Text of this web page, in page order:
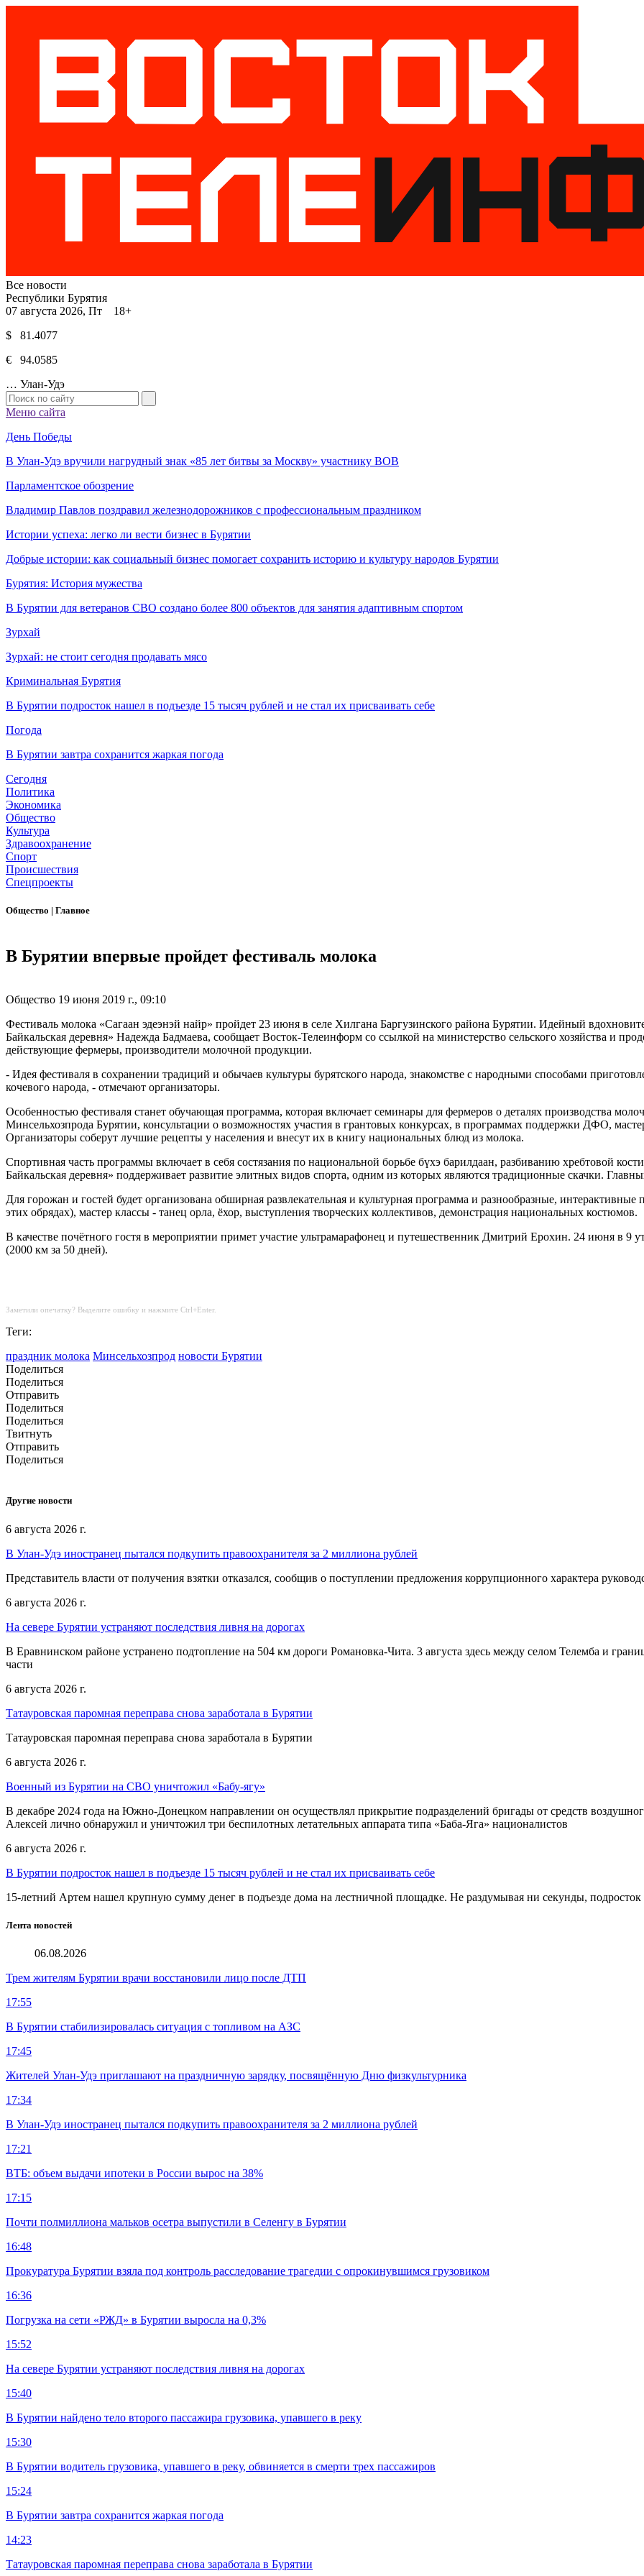
Все новости
Республики Бурятия
07 августа 2026, Пт 18+
$ 81.4077
€ 94.0585
… Улан-Удэ
Меню сайта
День Победы
В Улан-Удэ вручили нагрудный знак «85 лет битвы за Москву» участнику ВОВ
Парламентское обозрение
Владимир Павлов поздравил железнодорожников с профессиональным праздником
Истории успеха: легко ли вести бизнес в Бурятии
Добрые истории: как социальный бизнес помогает сохранить историю и культуру народов Бурятии
Бурятия: История мужества
В Бурятии для ветеранов СВО создано более 800 объектов для занятия адаптивным спортом
Зурхай
Зурхай: не стоит сегодня продавать мясо
Криминальная Бурятия
В Бурятии подросток нашел в подъезде 15 тысяч рублей и не стал их присваивать себе
Погода
В Бурятии завтра сохранится жаркая погода
Сегодня
Политика
Экономика
Общество
Культура
Здравоохранение
Спорт
Происшествия
Спецпроекты
Общество | Главное
В Бурятии впервые пройдет фестиваль молока
Общество 19 июня 2019 г., 09:10
Фестиваль молока «Сагаан эдеэнэй найр» пройдет 23 июня в селе Хилгана Баргузинского района Бурятии. Идейный
Байкальская деревня» Надежда Бадмаева, сообщает Восток-Телеинформ со ссылкой на министерство сельского хозяйства и
действующие фермеры, производители молочной продукции.
- Идея фестиваля в сохранении традиций и обычаев культуры бурятского народа, знакомстве с народными способами
кочевого народа, - отмечают организаторы.
Особенностью фестиваля станет обучающая программа, которая включает семинары для фермеров о деталях производства
Минсельхозпрода Бурятии, консультации о возможностях участия в грантовых конкурсах, в программах поддержки ДФО,
Организаторы соберут лучшие рецепты у населения и внесут их в книгу национальных блюд из молока.
Спортивная часть программы включает в себя состязания по национальной борьбе бүхэ барилдаан, разбиванию хребтовой
Байкальская деревня» поддерживает развитие элитных видов спорта, одним из которых являются традиционные скачки.
Для горожан и гостей будет организована обширная развлекательная и культурная программа и разнообразные,
этих обрядах), мастер классы - танец орла, ёхор, выступления творческих коллективов, демонстрация национальных костюмов.
В качестве почётного гостя в мероприятии примет участие ультрамарафонец и путешественник Дмитрий Ерохин. 24 июня в 9
(2000 км за 50 дней).
Заметили опечатку? Выделите ошибку и нажмите Ctrl+Enter.
Теги:
праздник молока Минсельхозпрод новости Бурятии
Поделиться
Поделиться
Отправить
Поделиться
Поделиться
Твитнуть
Отправить
Поделиться
Другие новости
6 августа 2026 г.
В Улан-Удэ иностранец пытался подкупить правоохранителя за 2 миллиона рублей
Представитель власти от получения взятки отказался, сообщив о поступлении предложения коррупционного характера
6 августа 2026 г.
На севере Бурятии устраняют последствия ливня на дорогах
В Еравнинском районе устранено подтопление на 504 км дороги Романовка-Чита. 3 августа здесь между селом Телемба и
части
6 августа 2026 г.
Татауровская паромная переправа снова заработала в Бурятии
Татауровская паромная переправа снова заработала в Бурятии
6 августа 2026 г.
Военный из Бурятии на СВО уничтожил «Бабу-ягу»
В декабре 2024 года на Южно-Донецком направлении он осуществлял прикрытие подразделений бригады от средств
Алексей лично обнаружил и уничтожил три беспилотных летательных аппарата типа «Баба-Яга» националистов
6 августа 2026 г.
В Бурятии подросток нашел в подъезде 15 тысяч рублей и не стал их присваивать себе
15-летний Артем нашел крупную сумму денег в подъезде дома на лестничной площадке. Не раздумывая ни секунды,
Лента новостей
06.08.2026
Трем жителям Бурятии врачи восстановили лицо после ДТП
17:55
В Бурятии стабилизировалась ситуация с топливом на АЗС
17:45
Жителей Улан-Удэ приглашают на праздничную зарядку, посвящённую Дню физкультурника
17:34
В Улан-Удэ иностранец пытался подкупить правоохранителя за 2 миллиона рублей
17:21
ВТБ: объем выдачи ипотеки в России вырос на 38%
17:15
Почти полмиллиона мальков осетра выпустили в Селенгу в Бурятии
16:48
Прокуратура Бурятии взяла под контроль расследование трагедии с опрокинувшимся грузовиком
16:36
Погрузка на сети «РЖД» в Бурятии выросла на 0,3%
15:52
На севере Бурятии устраняют последствия ливня на дорогах
15:40
В Бурятии найдено тело второго пассажира грузовика, упавшего в реку
15:30
В Бурятии водитель грузовика, упавшего в реку, обвиняется в смерти трех пассажиров
15:24
В Бурятии завтра сохранится жаркая погода
14:23
Татауровская паромная переправа снова заработала в Бурятии